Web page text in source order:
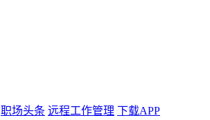
职场头条 远程工作管理 下载APP